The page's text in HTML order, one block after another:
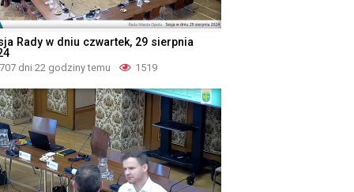
Rady w dniu czwartek, 29 sierpnia
707 dni 22 godziny temu 1519